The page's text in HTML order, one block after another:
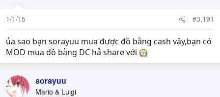
1/1/15 #3,191
ủa sao bạn sorayuu mua được đồ bằng cash vậy,bạn có
MOD mua đồ bằng DC hả share với
sorayuu
Mario & Luigi